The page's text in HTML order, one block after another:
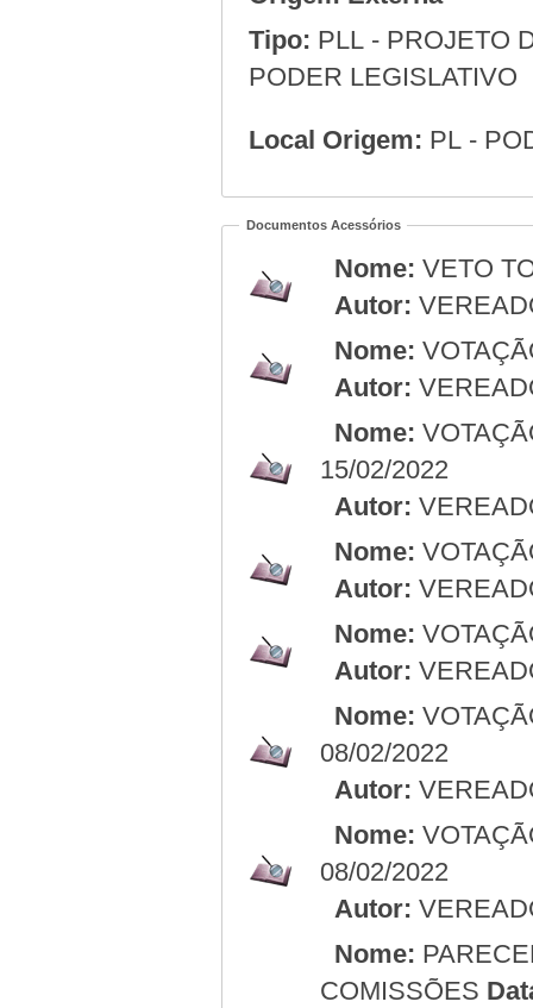
Tipo: PLL - PROJETO
PODER LEGISLATIVO
Local Origem: PL -
Documentos Acessórios
Nome: VETO
Autor:
Nome:
Autor:
Nome:
15/02/2022
Autor:
Nome:
Autor:
Nome:
Autor:
Nome:
08/02/2022
Autor:
Nome:
08/02/2022
Autor:
Nome:
COMISSÕES